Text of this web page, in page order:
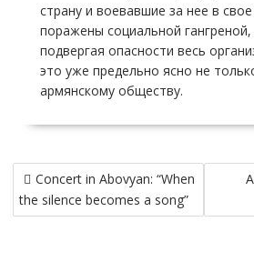
страну и воевавшие за нее в
поражены социальной
подвергая опасности весь
это уже предельно ясно не
армянскому обществу.
Post
navigation
Concert in Abovyan: “When
the silence becomes a song”